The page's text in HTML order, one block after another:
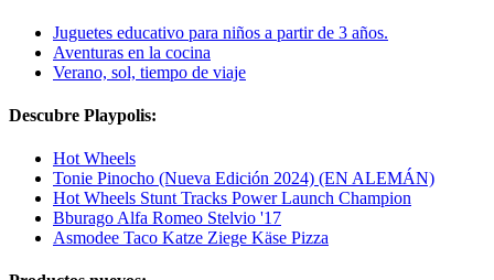
Juguetes educativo para niños a partir de 3 años.
Aventuras en la cocina
Verano, sol, tiempo de viaje
Descubre Playpolis:
Hot Wheels
Tonie Pinocho (Nueva Edición 2024) (EN ALEMÁN)
Hot Wheels Stunt Tracks Power Launch Champion
Bburago Alfa Romeo Stelvio '17
Asmodee Taco Katze Ziege Käse Pizza